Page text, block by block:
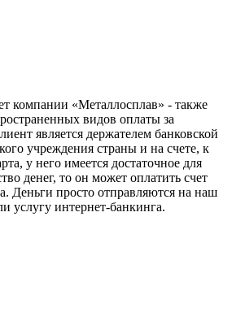
компании «Металлосплав» - также
видов оплаты за
является держателем банковской
учреждения страны и на счете, к
у него имеется достаточное для
денег, то он может оплатить счет
Деньги просто отправляются на наш
услугу интернет-банкинга.